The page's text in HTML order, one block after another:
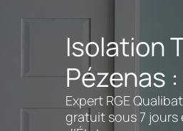
Isolation
Pézenas
Expert RGE
gratuit sous 7